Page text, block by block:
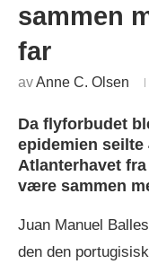
sammen
far
avAnne C. Olsen
Da flyforbudet
epidemien seilte
Atlanterhavet
være sammen
Juan Manuel
den den